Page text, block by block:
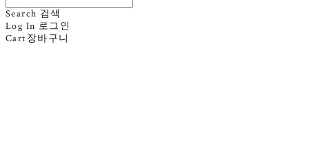
Search 검색
Log In 로그인
Cart 장바구니